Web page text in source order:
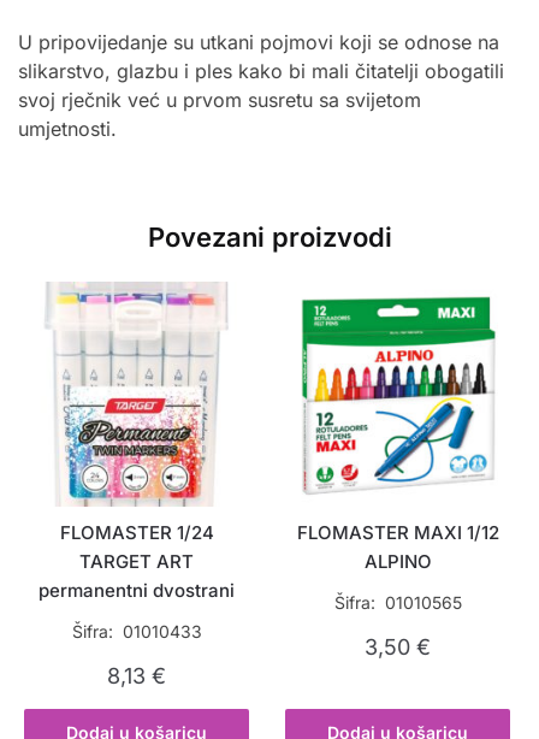
U pripovijedanje su utkani pojmovi koji se odnose na
slikarstvo, glazbu i ples kako bi mali čitatelji obogatili
svoj rječnik već u prvom susretu sa svijetom
umjetnosti.
Povezani proizvodi
FLOMASTER 1/24
TARGET ART
permanentni dvostrani
Šifra: 01010433
8,13€
Dodaj u košaricu
FLOMASTER MAXI 1/12
ALPINO
Šifra: 01010565
3,50€
Dodaj u košaricu